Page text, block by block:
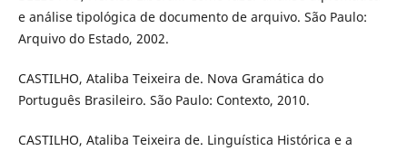
e análise tipológica de documento de arquivo. São Paulo:
Arquivo do Estado, 2002.
CASTILHO, Ataliba Teixeira de. Nova Gramática do
Português Brasileiro. São Paulo: Contexto, 2010.
CASTILHO, Ataliba Teixeira de. Linguística Histórica e a